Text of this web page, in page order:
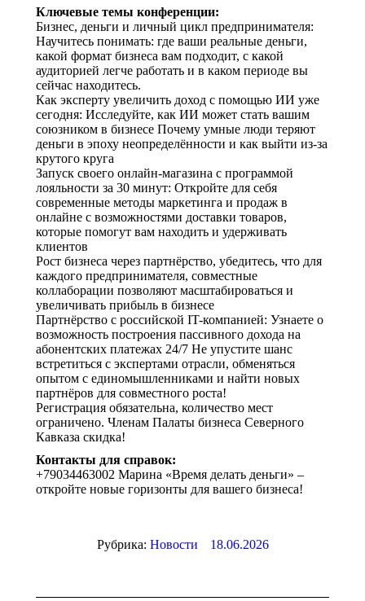
Ключевые темы конференции:
Бизнес, деньги и личный цикл предпринимателя:
Научитесь понимать: где ваши реальные деньги,
какой формат бизнеса вам подходит, с какой
аудиторией легче работать и в каком периоде вы
сейчас находитесь.
Как эксперту увеличить доход с помощью ИИ уже
сегодня: Исследуйте, как ИИ может стать вашим
союзником в бизнесе Почему умные люди теряют
деньги в эпоху неопределённости и как выйти из-за
крутого круга
Запуск своего онлайн-магазина с программой
лояльности за 30 минут: Откройте для себя
современные методы маркетинга и продаж в
онлайне с возможностями доставки товаров,
которые помогут вам находить и удерживать
клиентов
Рост бизнеса через партнёрство, убедитесь, что для
каждого предпринимателя, совместные
коллаборации позволяют масштабироваться и
увеличивать прибыль в бизнесе
Партнёрство с российской IT-компанией: Узнаете о
возможность построения пассивного дохода на
абонентских платежах 24/7 Не упустите шанс
встретиться с экспертами отрасли, обменяться
опытом с единомышленниками и найти новых
партнёров для совместного роста!
Регистрация обязательна, количество мест
ограничено. Членам Палаты бизнеса Северного
Кавказа скидка!
Контакты для справок:
+79034463002 Марина «Время делать деньги» –
откройте новые горизонты для вашего бизнеса!
Рубрика: Новости 18.06.2026